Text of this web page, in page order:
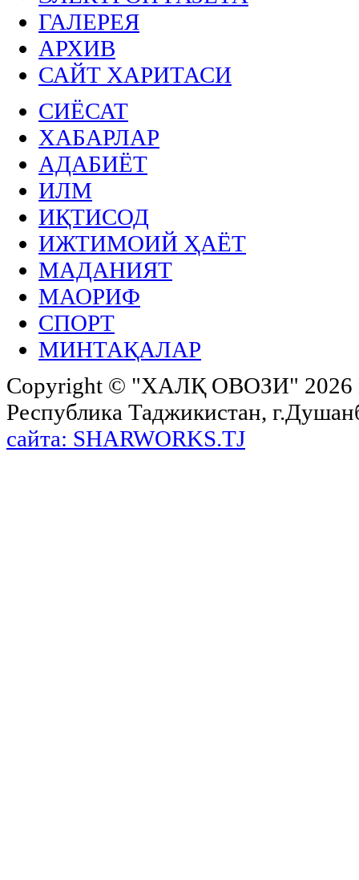
ГАЛЕРЕЯ
АРХИВ
САЙТ ХАРИТАСИ
СИЁСАТ
ХАБАРЛАР
АДАБИЁТ
ИЛМ
ИҚТИСОД
ИЖТИМОИЙ ҲАЁТ
МАДАНИЯТ
МАОРИФ
СПОРТ
МИНТАҚАЛАР
Copyright © "ХАЛҚ ОВОЗИ"
Республика Таджикистан,
сайта: SHARWORKS.TJ